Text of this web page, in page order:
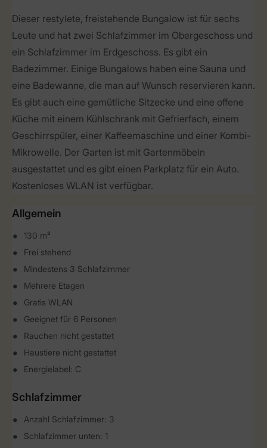
Dieser restylete, freistehende Bungalow ist für sechs
Leute und hat zwei Schlafzimmer im Obergeschoss und
ein Schlafzimmer im Erdgeschoss. Es gibt ein
Badezimmer. Einige Bungalows haben eine Sauna und
eine Badewanne, die man auf Wunsch reservieren kann.
Es gibt auch eine gemütliche Sitzecke und eine offene
Küche mit einem Kühlschrank mit Gefrierfach, einem
Geschirrspüler, einer Kaffeemaschine und einer Kombi-
Mikrowelle. Der Garten ist mit Gartenmöbeln
ausgestattet und es gibt einen Parkplatz für ein Auto.
Kostenloses WLAN ist verfügbar.
Allgemein
130 m²
Frei stehend
Mindestens 3 Schlafzimmer
Mehrere Etagen
Gratis WLAN
Geeignet für 6 Personen
Rauchen nicht gestattet
Haustiere nicht gestattet
Energielabel: C
Schlafzimmer
Anzahl Schlafzimmer: 3
Schlafzimmer unten: 1